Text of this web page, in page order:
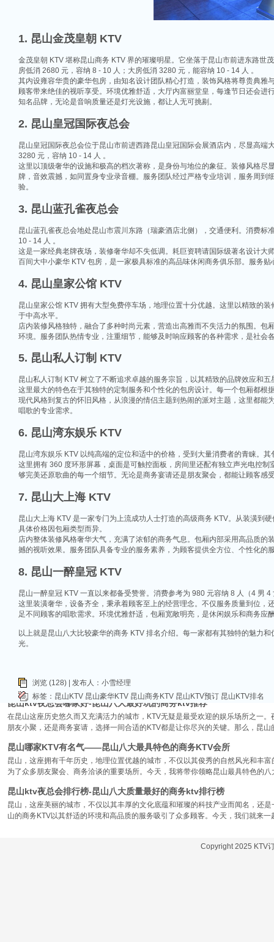
相关推荐
昆山天外天KTV以其优雅的环境和周到的服务著称。这里不仅拥有现代的音响设
昆山ktv哪个比较好-昆山八大比较好的ktv娱乐会所推荐
昆山，一座充满活力与魅力的城市，以其丰富的美食、独特的文化和而闻名。如
让我们一起来看看，昆山有哪些比较好的KTV娱乐会所，给你带来无与伦比的唱歌
昆山市区周边有哪些好玩的ktv-昆山五大高端ktv排名
KTV排名，带你领略一下这其中的魅力！
昆山ktv夜总会哪家好-昆山八大最好玩的商务ktv推荐
在昆山这座历史悠久而又充满活力的城市，KTV无疑是最受欢迎的娱乐场所之一
朋友小聚，还是商务宴请，选择一间合适的KTV都是让你尽兴的关键。那么，昆
昆山哪家KTV有名气——昆山八大最具特色的商务KTV会所
昆山，这座拥有千年历史，地理位置优越的城市，不仅以其俊秀的自然风光和丰
为了众多朋友聚会、商务洽谈的重要场所。今天，我将带你领略昆山最具特色的
昆山ktv夜总会排行榜-昆山八大质量最好的商务ktv排行榜
昆山，这座美丽的城市，不仅以其丰厚的文化底蕴和璀璨的科技产业而闻名，还
山的商务KTV以其舒适的环境和高品质的服务吸引了众多顾客。今天，我们就来
1. 昆山金茂皇朝 KTV
金茂皇朝 KTV 堪称昆山商务 KTV 界的璀璨明星。它坐落于昆山市前进东路
房低消 2680 元，容纳 8 - 10 人；大房低消 3280 元，能容纳 10 - 14 人 。
其内设雍容华贵的豪华包房，由知名设计团队精心打造，装饰风格将尊贵典
顾客带来绝佳的视听享受。环境优雅舒适，大厅内富丽堂皇，每逢节日还会
知名品牌，无论是音响质量还是灯光设施，都让人无可挑剔。
2. 昆山皇冠国际夜总会
昆山皇冠国际夜总会位于昆山市前进西路昆山皇冠国际会展酒店内，尽显高
3280 元，容纳 10 - 14 人 。
这里以顶级奢华的设施和极高的档次著称，是身份与地位的象征。装修风格
牌，音效震撼，如同置身专业录音棚。服务团队经过严格专业培训，服务周
验。
3. 昆山蓝孔雀夜总会
昆山蓝孔雀夜总会地处昆山市震川东路（瑞豪酒店北侧），交通便利。消费
10 - 14 人 。
这是一家经典老牌夜场，装修奢华却不失低调。耗巨资聘请国际级著名设计
百间大中小豪华 KTV 包房，是一家极具标准的高品味休闲商务俱乐部。服务
4. 昆山皇家公馆 KTV
昆山皇家公馆 KTV 拥有大型免费停车场，地理位置十分优越。这里以精致的
于中高水平。
店内装修风格独特，融合了多种时尚元素，营造出高雅而不失活力的氛围。
环境。服务团队热情专业，注重细节，能够及时响应顾客的各种需求，是社
5. 昆山私人订制 KTV
昆山私人订制 KTV 树立了不断追求卓越的服务宗旨，以其精致的品牌效应和
这里最大的特色在于其独特的定制服务和个性化的包房设计。每一个包厢都
现代风格到复古的怀旧风格，从浪漫的情侣主题到热闹的派对主题，这里都
唱歌的专业需求。
6. 昆山湾东娱乐 KTV
昆山湾东娱乐 KTV 以纯高端的定位和适中的价格，受到大量消费者的青睐。
这里拥有 360 度环形屏幕，桌面是可触控面板，房间里还配有独立声光电控
够完美还原歌曲的每一个细节。无论是商务宴请还是朋友聚会，都能让顾客感
7. 昆山大上海 KTV
昆山大上海 KTV 是一家专门为上流成功人士打造的高级商务 KTV。从装潢到
具体价格因包厢类型而异。
店内整体装修风格奢华大气，充满了浓郁的商务气息。包厢内部采用高品质
撼的视听效果。服务团队具备专业的服务素养，为顾客提供全方位、个性化的
8. 昆山一醉皇冠 KTV
昆山一醉皇冠 KTV 一直以来都备受赞誉。消费参考为 980 元容纳 8 人（4 男
这里装潢奢华，设备齐全，秉承着顾客至上的经营理念。不仅服务质量到位
足不同顾客的唱歌需求。环境优雅舒适，包厢宽敞明亮，是休闲娱乐和商务应
以上就是昆山八大比较豪华的商务 KTV 排名介绍。每一家都有其独特的魅力
光。
浏览 (128) | 发布人：小雪经理
标签： 昆山KTV 昆山豪华KTV 昆山商务KTV 昆山KTV预订 昆山KTV排名
Copyright 2025 KTV